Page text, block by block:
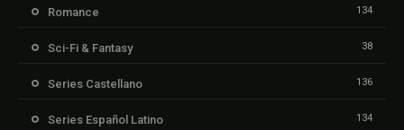
Romance 134
Sci-Fi & Fantasy 38
Series Castellano 136
Series Español Latino 134